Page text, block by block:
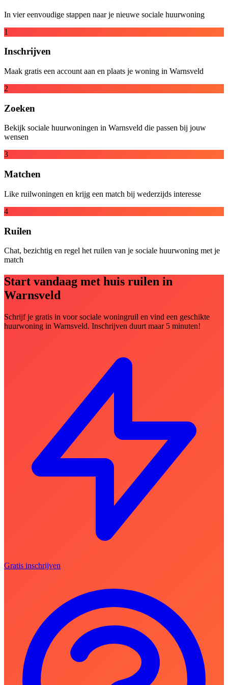
In vier eenvoudige stappen naar je nieuwe sociale huurwoning
1
Inschrijven
Maak gratis een account aan en plaats je woning in Warnsveld
2
Zoeken
Bekijk sociale huurwoningen in Warnsveld die passen bij jouw
wensen
3
Matchen
Like ruilwoningen en krijg een match bij wederzijds interesse
4
Ruilen
Chat, bezichtig en regel het ruilen van je sociale huurwoning met je
match
Start vandaag met huis ruilen in
Warnsveld
Schrijf je gratis in voor sociale woningruil en vind een geschikte
huurwoning in Warnsveld. Inschrijven duurt maar 5 minuten!
Gratis inschrijven